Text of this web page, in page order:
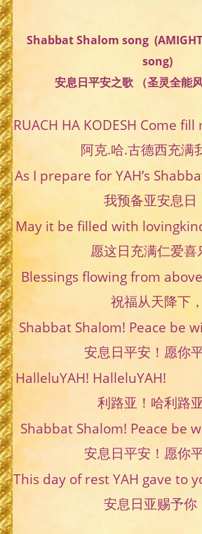
Shabbat Shalom song
song)
安息日平安之歌 （圣灵全能
RUACH HA KODESH
阿克.哈.古德西充满
As I prepare for
我预备亚安息日
May it be filled with
愿这日充满仁爱喜
Blessings flowing
祝福从天降下，
Shabbat Shalom! Peace
安息日平安！愿你
HalleluYAH!
利路亚！哈利路
Shabbat Shalom! Peace
安息日平安！愿你
This day of rest YAH
安息日亚赐予你